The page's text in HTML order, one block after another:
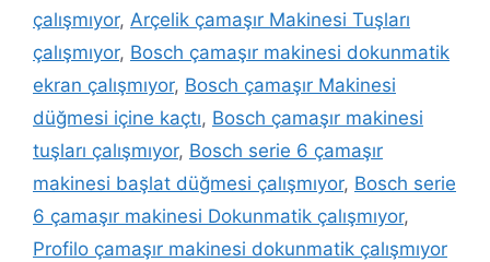
çalışmıyor, Arçelik çamaşır Makinesi Tuşları
çalışmıyor, Bosch çamaşır makinesi dokunmatik
ekran çalışmıyor, Bosch çamaşır Makinesi
düğmesi içine kaçtı, Bosch çamaşır makinesi
tuşları çalışmıyor, Bosch serie 6 çamaşır
makinesi başlat düğmesi çalışmıyor, Bosch serie
6 çamaşır makinesi Dokunmatik çalışmıyor,
Profilo çamaşır makinesi dokunmatik çalışmıyor